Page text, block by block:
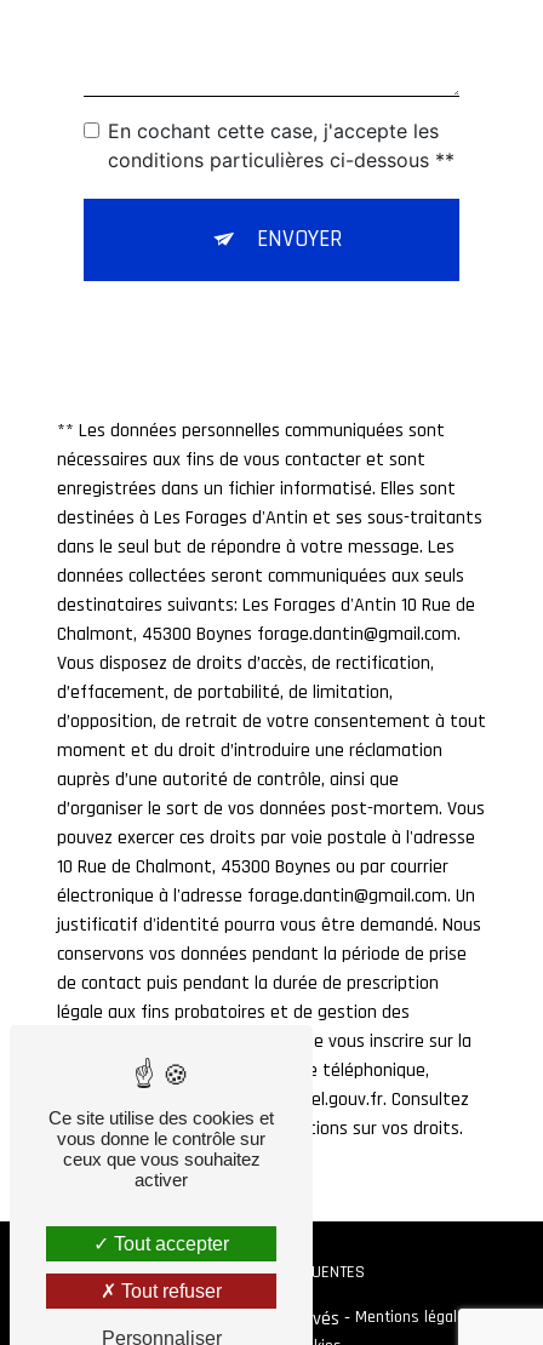
En cochant cette case, j'accepte les
conditions particulières ci-dessous **
ENVOYER
** Les données personnelles communiquées sont
nécessaires aux fins de vous contacter et sont
enregistrées dans un fichier informatisé. Elles sont
destinées à Les Forages d'Antin et ses sous-traitants
dans le seul but de répondre à votre message. Les
données collectées seront communiquées aux seuls
destinataires suivants: Les Forages d'Antin 10 Rue de
Chalmont, 45300 Boynes forage.dantin@gmail.com.
Vous disposez de droits d’accès, de rectification,
d’effacement, de portabilité, de limitation,
d’opposition, de retrait de votre consentement à tout
moment et du droit d’introduire une réclamation
auprès d’une autorité de contrôle, ainsi que
d’organiser le sort de vos données post-mortem. Vous
pouvez exercer ces droits par voie postale à l'adresse
10 Rue de Chalmont, 45300 Boynes ou par courrier
électronique à l'adresse forage.dantin@gmail.com. Un
justificatif d'identité pourra vous être demandé. Nous
conservons vos données pendant la période de prise
de contact puis pendant la durée de prescription
légale aux fins probatoires et de gestion des
contentieux. Vous avez le droit de vous inscrire sur la
liste d'opposition au démarchage téléphonique,
Bloctel.gouv.fr. Consultez
le site cnil.fr pour plus d’informations sur vos droits.
RECHERCHES FRÉQUENTES
- 2026 - Tous droits réservés - Mentions légales
Ce site utilise des cookies et
vous donne le contrôle sur
ceux que vous souhaitez
activer
Tout accepter
Tout refuser
Personnaliser